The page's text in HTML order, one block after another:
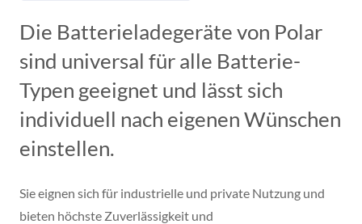
Die Batterieladegeräte von Polar
sind universal für alle Batterie-
Typen geeignet und lässt sich
individuell nach eigenen Wünschen
einstellen.
Sie eignen sich für industrielle und private Nutzung und
bieten höchste Zuverlässigkeit und